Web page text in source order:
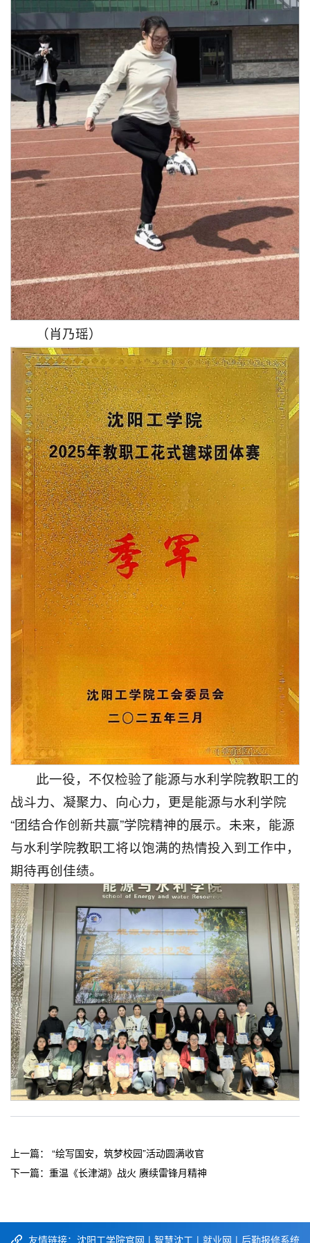
（肖乃瑶）
此一役，不仅检验了能源与水利学院教职工的
战斗力、凝聚力、向心力，更是能源与水利学院
“团结合作创新共赢”学院精神的展示。未来，能源
与水利学院教职工将以饱满的热情投入到工作中，
期待再创佳绩。
上一篇： “绘写国安，筑梦校园”活动圆满收官
下一篇： 重温《长津湖》战火 赓续雷锋月精神
友情链接： 沈阳工学院官网 | 智慧沈工 | 就业网 | 后勤报修系统